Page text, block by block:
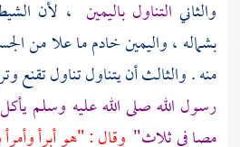
والثاني التناول باليمين ، لأن
بشماله ، واليمين خادم ما علا من
منه . والثالث أن يتناول تناول تقنع
رسول الله صلى الله عليه وسلم
مصا في ثلاث" وقال : "هو أبرأ